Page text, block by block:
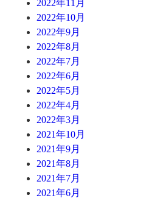
2022年11月
2022年10月
2022年9月
2022年8月
2022年7月
2022年6月
2022年5月
2022年4月
2022年3月
2021年10月
2021年9月
2021年8月
2021年7月
2021年6月